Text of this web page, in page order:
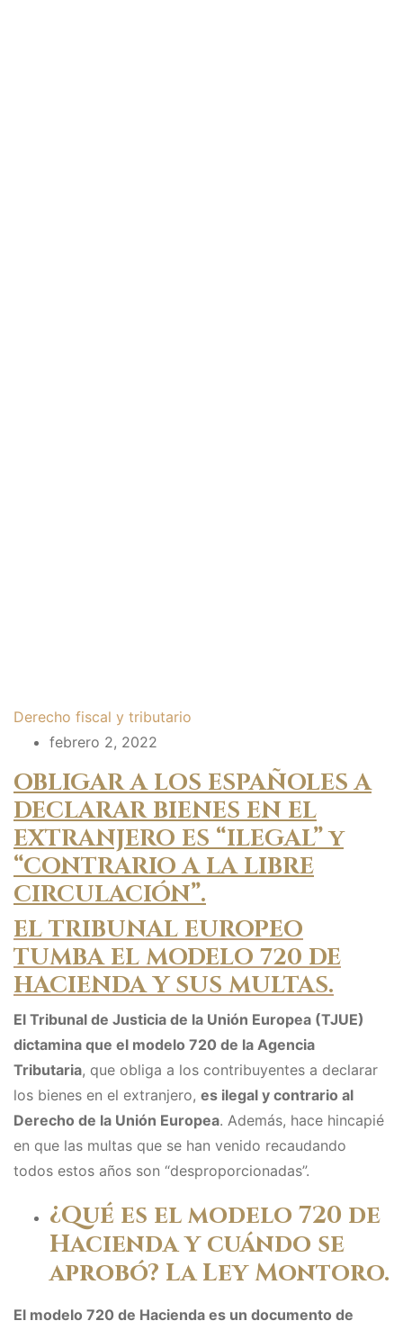
Derecho fiscal y tributario
febrero 2, 2022
OBLIGAR A LOS ESPAÑOLES A
DECLARAR BIENES EN EL
EXTRANJERO ES “ILEGAL” y
“CONTRARIO A LA LIBRE
CIRCULACIÓN”.
EL TRIBUNAL EUROPEO
TUMBA EL MODELO 720 DE
HACIENDA Y SUS MULTAS.
El Tribunal de Justicia de la Unión Europea (TJUE)
dictamina que el modelo 720 de la Agencia
Tributaria, que obliga a los contribuyentes a declarar
los bienes en el extranjero, es ilegal y contrario al
Derecho de la Unión Europea. Además, hace hincapié
en que las multas que se han venido recaudando
todos estos años son “desproporcionadas”.
¿Qué es el modelo 720 de
Hacienda y cuándo se
aprobó? La Ley Montoro.
El modelo 720 de Hacienda es un documento de